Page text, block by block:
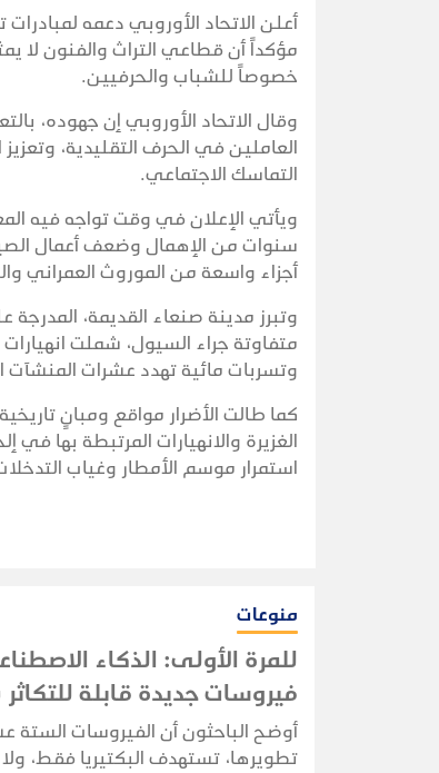
أعلن الاتحاد الأوروبي دعمه
مؤكداً أن قطاعي التراث والفنون لا
خصوصاً للشباب والحرفيين.
وقال الاتحاد الأوروبي إن جهوده،
العاملين في الحرف التقليدية، وتعزيز
التماسك الاجتماعي.
ويأتي الإعلان في وقت تواجه فيه
سنوات من الإهمال وضعف أعمال
أجزاء واسعة من الموروث العمراني
وتبرز مدينة صنعاء القديمة، المدرجة
متفاوتة جراء السيول، شملت
وتسربات مائية تهدد عشرات المنشآت
كما طالت الأضرار مواقع ومبانٍ
الغزيرة والانهيارات المرتبطة بها
استمرار موسم الأمطار وغياب
منوعات
للمرة الأولى: الذكاء
فيروسات جديدة قابلة للتكاثر
أوضح الباحثون أن الفيروسات الستة
تطويرها، تستهدف البكتيريا فقط،